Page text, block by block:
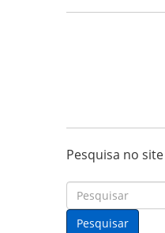
Pesquisa no site
P
e
Pesquisar